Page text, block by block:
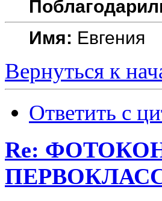
Имя: Евгения
Вернуться к
Ответить с
Re: